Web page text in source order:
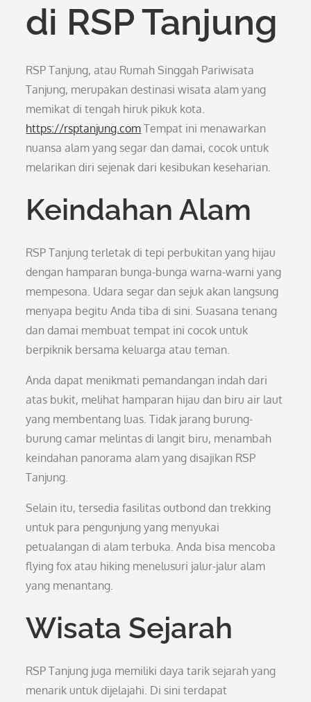
di RSP Tanjung
RSP Tanjung, atau Rumah Singgah Pariwisata
Tanjung, merupakan destinasi wisata alam yang
memikat di tengah hiruk pikuk kota.
https://rsptanjung.com Tempat ini menawarkan
nuansa alam yang segar dan damai, cocok untuk
melarikan diri sejenak dari kesibukan keseharian.
Keindahan Alam
RSP Tanjung terletak di tepi perbukitan yang hijau
dengan hamparan bunga-bunga warna-warni yang
mempesona. Udara segar dan sejuk akan langsung
menyapa begitu Anda tiba di sini. Suasana tenang
dan damai membuat tempat ini cocok untuk
berpiknik bersama keluarga atau teman.
Anda dapat menikmati pemandangan indah dari
atas bukit, melihat hamparan hijau dan biru air laut
yang membentang luas. Tidak jarang burung-
burung camar melintas di langit biru, menambah
keindahan panorama alam yang disajikan RSP
Tanjung.
Selain itu, tersedia fasilitas outbond dan trekking
untuk para pengunjung yang menyukai
petualangan di alam terbuka. Anda bisa mencoba
flying fox atau hiking menelusuri jalur-jalur alam
yang menantang.
Wisata Sejarah
RSP Tanjung juga memiliki daya tarik sejarah yang
menarik untuk dijelajahi. Di sini terdapat